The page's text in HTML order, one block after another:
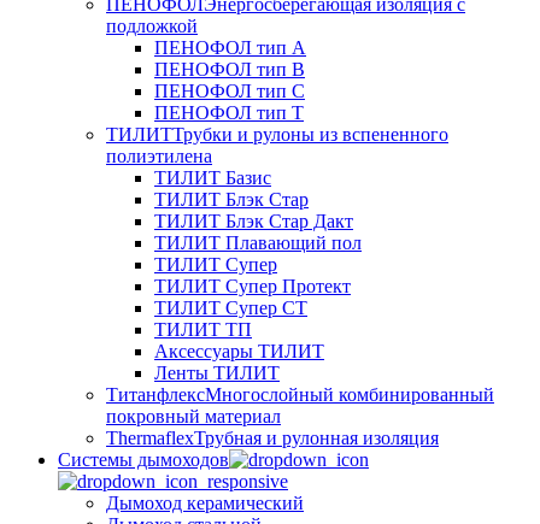
ПЕНОФОЛЭнергосберегающая изоляция с
подложкой
ПЕНОФОЛ тип А
ПЕНОФОЛ тип B
ПЕНОФОЛ тип C
ПЕНОФОЛ тип T
ТИЛИТТрубки и рулоны из вспененного
полиэтилена
ТИЛИТ Базис
ТИЛИТ Блэк Стар
ТИЛИТ Блэк Стар Дакт
ТИЛИТ Плавающий пол
ТИЛИТ Супер
ТИЛИТ Супер Протект
ТИЛИТ Супер СТ
ТИЛИТ ТП
Аксессуары ТИЛИТ
Ленты ТИЛИТ
ТитанфлексМногослойный комбинированный
покровный материал
ThermaflexТрубная и рулонная изоляция
Cистемы дымоходов
Дымоход керамический